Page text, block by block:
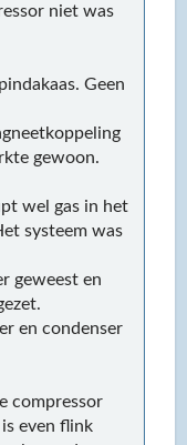
niet was
Geen
gewoon.
wel gas in het
systeem was
geweest en
en condenser
compressor
even flink